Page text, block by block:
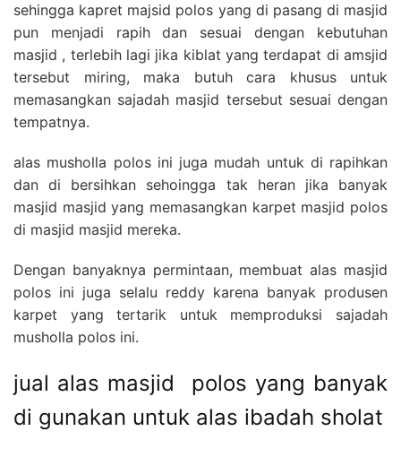
sehingga kapret majsid polos yang di pasang di masjid
pun menjadi rapih dan sesuai dengan kebutuhan
masjid , terlebih lagi jika kiblat yang terdapat di amsjid
tersebut miring, maka butuh cara khusus untuk
memasangkan sajadah masjid tersebut sesuai dengan
tempatnya.
alas musholla polos ini juga mudah untuk di rapihkan
dan di bersihkan sehoingga tak heran jika banyak
masjid masjid yang memasangkan karpet masjid polos
di masjid masjid mereka.
Dengan banyaknya permintaan, membuat alas masjid
polos ini juga selalu reddy karena banyak produsen
karpet yang tertarik untuk memproduksi sajadah
musholla polos ini.
jual alas masjid polos yang banyak
di gunakan untuk alas ibadah sholat